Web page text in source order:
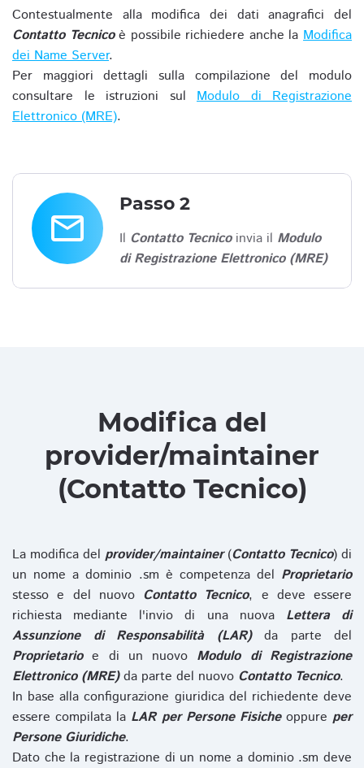
Contestualmente alla modifica dei dati anagrafici del
Contatto Tecnicoè possibile richiedere anche laModifica
dei Name Server.
Per maggiori dettagli sulla compilazione del modulo
consultare le istruzioni sul Modulo di Registrazione
Elettronico (MRE).
email
Passo 2
Il Contatto Tecnicoinvia il Modulo
di Registrazione Elettronico (MRE)
Modifica del
provider/maintainer
(Contatto Tecnico)
La modifica del provider/maintainer(Contatto Tecnico) di
un nome a dominio .sm è competenza del Proprietario
stesso e del nuovo Contatto Tecnico, e deve essere
richiesta mediante l'invio di una nuova Lettera di
Assunzione di Responsabilità (LAR)da parte del
Proprietarioe di un nuovo Modulo di Registrazione
Elettronico (MRE)da parte del nuovo Contatto Tecnico.
In base alla configurazione giuridica del richiedente deve
essere compilata la LAR per Persone Fisicheoppure per
Persone Giuridiche.
Dato che la registrazione di un nome a dominio .sm deve